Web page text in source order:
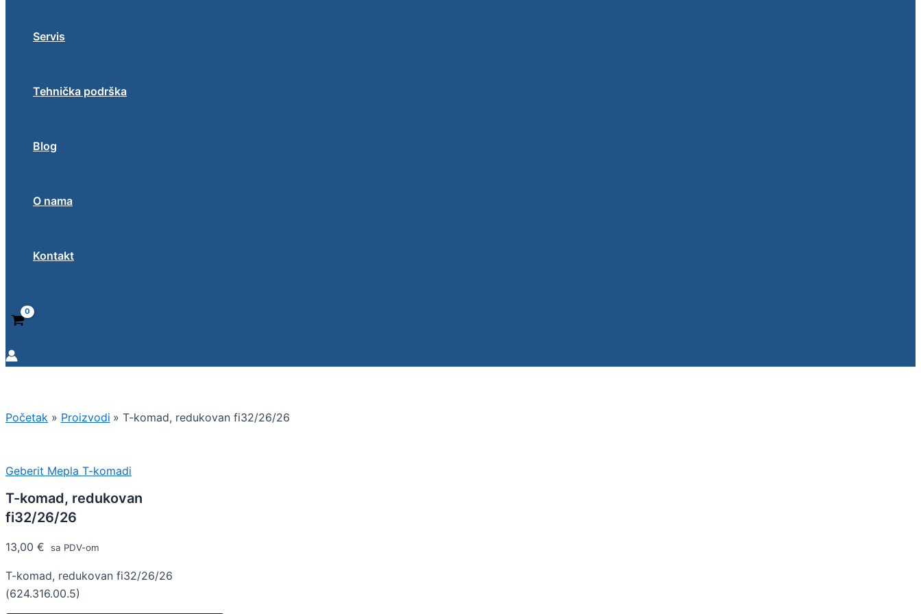
Servis
Tehnička podrška
Blog
O nama
Kontakt
Početak Proizvodi T-komad, redukovan fi32/26/26
Geberit Mepla T-komadi
T-komad, redukovan
fi32/26/26
13,00 € sa PDV-om
T-komad, redukovan fi32/26/26
(624.316.00.5)